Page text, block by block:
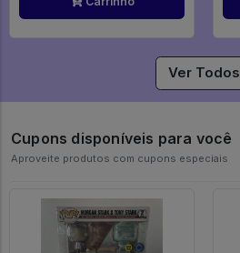
Ver Todos
Cupons disponíveis para você
Aproveite produtos com cupons especiais